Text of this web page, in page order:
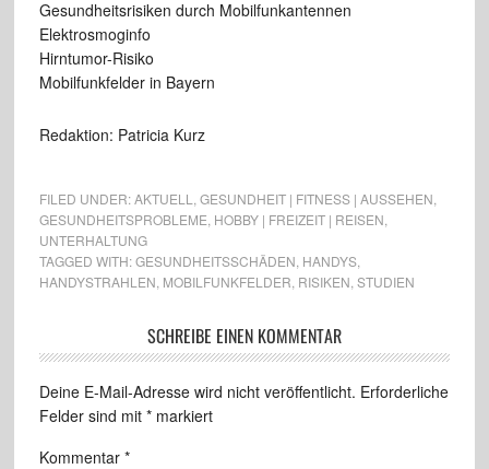
Gesundheitsrisiken durch Mobilfunkantennen
Elektrosmoginfo
Hirntumor-Risiko
Mobilfunkfelder in Bayern
Redaktion: Patricia Kurz
FILED UNDER:AKTUELL GESUNDHEIT | FITNESS | AUSSEHEN
GESUNDHEITSPROBLEME HOBBY | FREIZEIT | REISEN
UNTERHALTUNG
TAGGED WITH:GESUNDHEITSSCHÄDEN HANDYS,
HANDYSTRAHLEN MOBILFUNKFELDER RISIKEN STUDIEN
SCHREIBE EINEN KOMMENTAR
Deine E-Mail-Adresse wird nicht veröffentlicht. Erforderliche
Felder sind mit *markiert
Kommentar *